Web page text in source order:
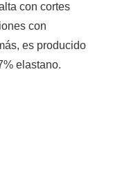
con cortes
con
es producido
elastano.